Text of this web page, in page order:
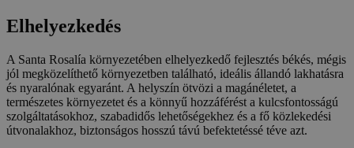
Elhelyezkedés
A Santa Rosalía környezetében elhelyezkedő fejlesztés békés, mégis
jól megközelíthető környezetben található, ideális állandó lakhatásra
és nyaralónak egyaránt. A helyszín ötvözi a magánéletet, a
természetes környezetet és a könnyű hozzáférést a kulcsfontosságú
szolgáltatásokhoz, szabadidős lehetőségekhez és a fő közlekedési
útvonalakhoz, biztonságos hosszú távú befektetéssé téve azt.